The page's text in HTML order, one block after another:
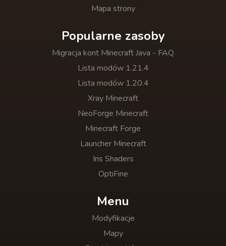
Mapa strony
Popularne zasoby
Migracja kont Minecraft Java - FAQ
Lista modów 1.21.4
Lista modów 1.20.4
Xray Minecraft
NeoForge Minecraft
Minecraft Forge
Launcher Minecraft
Iris Shaders
OptiFine
Menu
Modyfikacje
Mapy